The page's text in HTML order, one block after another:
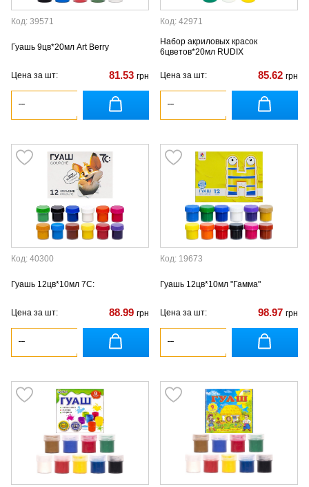
Код: 39571
Гуашь 9цв*20мл Art Berry
Цена за шт: 81.53 грн
Код: 42971
Набор акриловых красок
6цветов*20мл RUDIX
Цена за шт: 85.62 грн
Код: 40300
Гуашь 12цв*10мл 7С:
Цена за шт: 88.99 грн
Код: 19673
Гуашь 12цв*10мл "Гамма"
Цена за шт: 98.97 грн